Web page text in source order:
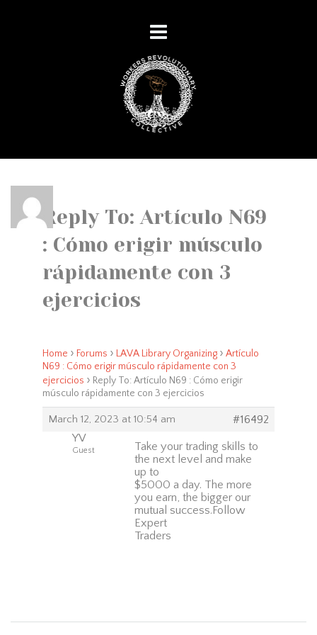
Reply To: Artículo N69
: Cómo erigir músculo
rápidamente con 3
ejercicios
Home › Forums › LAVA Library Organizing › Artículo
N69 : Cómo erigir músculo rápidamente con 3
ejercicios › Reply To: Artículo N69 : Cómo erigir
músculo rápidamente con 3 ejercicios
March 12, 2023 at 10:54 am
#16492
YV
Guest
Take your trading skills to
the next level and make
up to
$5000 a day. The more
you earn, the bigger our
mutual success.Follow
Expert
Traders